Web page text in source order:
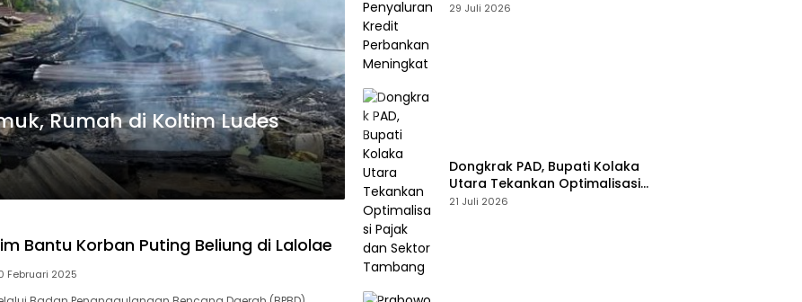
Rumah di Koltim Ludes
Bantu Korban Puting Beliung di Lalolae
Februari 2025
Perbankan Meningkat
29 Juli 2026
Dongkrak PAD, Bupati Kolaka
Utara Tekankan Optimalisasi
Pajak dan Sektor Tambang
21 Juli 2026